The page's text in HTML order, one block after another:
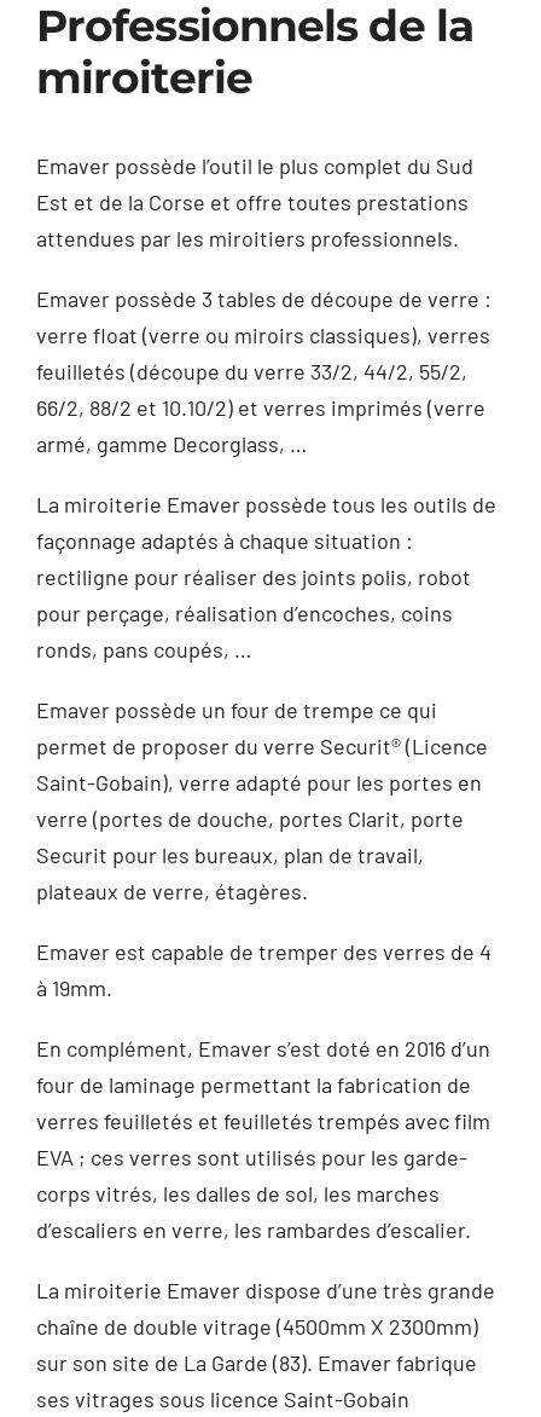
Professionnels de la
miroiterie
Emaver possède l’outil le plus complet du Sud
Est et de la Corse et offre toutes prestations
attendues par les miroitiers professionnels.
Emaver possède 3 tables de découpe de verre :
verre float (verre ou miroirs classiques), verres
feuilletés (découpe du verre 33/2, 44/2, 55/2,
66/2, 88/2 et 10.10/2) et verres imprimés (verre
armé, gamme Decorglass, …
La miroiterie Emaver possède tous les outils de
façonnage adaptés à chaque situation :
rectiligne pour réaliser des joints polis, robot
pour perçage, réalisation d’encoches, coins
ronds, pans coupés, …
Emaver possède un four de trempe ce qui
permet de proposer du verre Securit® (Licence
Saint-Gobain), verre adapté pour les portes en
verre (portes de douche, portes Clarit, porte
Securit pour les bureaux, plan de travail,
plateaux de verre, étagères.
Emaver est capable de tremper des verres de 4
à 19mm.
En complément, Emaver s’est doté en 2016 d’un
four de laminage permettant la fabrication de
verres feuilletés et feuilletés trempés avec film
EVA ; ces verres sont utilisés pour les garde-
corps vitrés, les dalles de sol, les marches
d’escaliers en verre, les rambardes d’escalier.
La miroiterie Emaver dispose d’une très grande
chaîne de double vitrage (4500mm X 2300mm)
sur son site de La Garde (83). Emaver fabrique
ses vitrages sous licence Saint-Gobain